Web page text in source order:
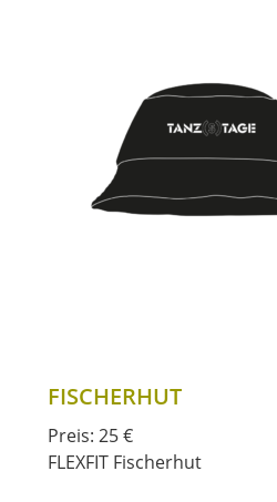
FISCHERHUT
Preis: 25 €
FLEXFIT Fischerhut